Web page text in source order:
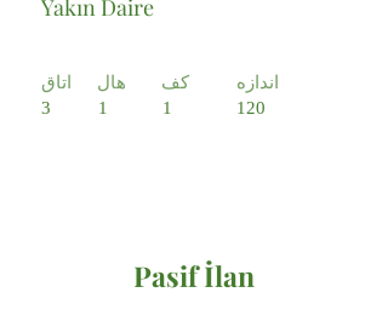
Yakın Daire
اتاق
3
هال
1
کف
1
اندازه
120
Pasif İlan